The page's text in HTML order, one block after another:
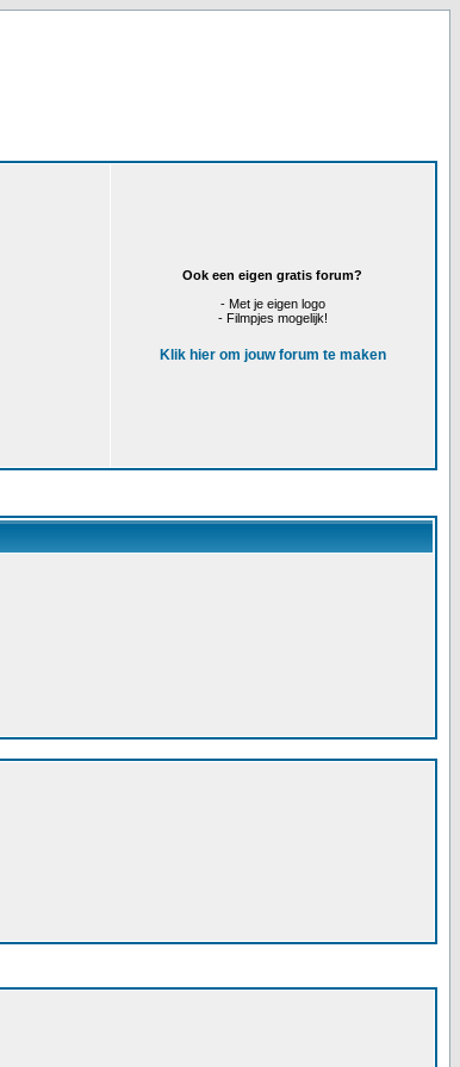
Ook een eigen gratis forum?
- Met je eigen logo
- Filmpjes mogelijk!
Klik hier om jouw forum te maken